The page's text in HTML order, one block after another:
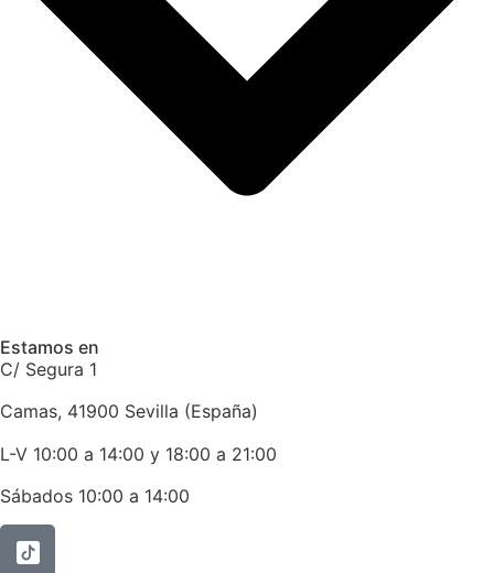
Estamos en
C/ Segura 1
Camas, 41900 Sevilla (España)
L-V 10:00 a 14:00 y 18:00 a 21:00
Sábados 10:00 a 14:00